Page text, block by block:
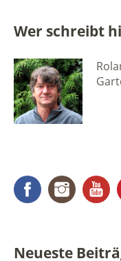
Wer schreibt
Facebook
Neueste